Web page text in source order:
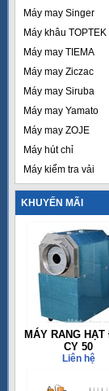
Máy may Singer
Máy khâu TOPTEK
Máy may TIEMA
Máy may Ziczac
Máy may Siruba
Máy may Yamato
Máy may ZOJE
Máy hút chỉ
Máy kiểm tra vải
KHUYẾN MÃI
MÁY RANG HẠT
CY 50
Liên hệ